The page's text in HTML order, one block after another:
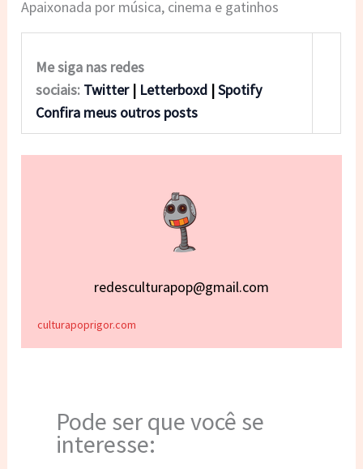
Apaixonada por música, cinema e gatinhos
Me siga nas redes
sociais: Twitter| Letterboxd |Spotify
Confira meus outros posts
redesculturapop@gmail.com
culturapoprigor.com
Pode ser que você se
interesse: